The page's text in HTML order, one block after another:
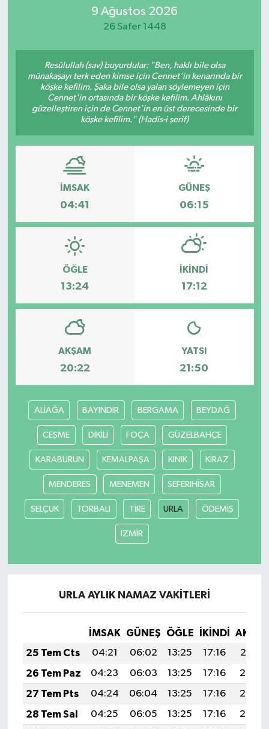
9 Ağustos 2026
26 Safer 1448
Resûlullah (sav) buyurdular: "Ben, haklı bile olsa
münakaşayı terk eden kimse için Cennet'in kenarında bir
köşke kefilim. Şaka bile olsa yalan söylemeyen için
Cennet'in ortasında bir köşke kefilim. Ahlâkını
güzelleştiren için de Cennet'in en üst derecesinde bir
köşke kefilim." (Hadis-i şerif)
İMSAK
04:41
GÜNEŞ
06:15
ÖĞLE
13:24
İKINDI
17:12
AKŞAM
20:22
YATSI
21:50
ALİAĞA BAYINDIR BERGAMA BEYDAĞ
CEŞME DİKİLİ FOÇA GÜZELBAHÇE
KARABURUN KEMALPAŞA KINIK KİRAZ
MENDERES MENEMEN SEFERIHİSAR
SELÇUK TORBALI TİRE URLA ÖDEMİŞ
İZMİR
URLA AYLIK NAMAZ VAKITLERI
İMSAK GÜNEŞ ÖĞLE İKINDI
25 Tem Cts
04:21 06:02 13:25 17:16
20:37
26 Tem Paz
04:23 06:03 13:25 17:16
20:36
27 Tem Pts
04:24 06:04 13:25 17:16
20:35
28 Tem Sal
04:25 06:05 13:25 17:16
20:34